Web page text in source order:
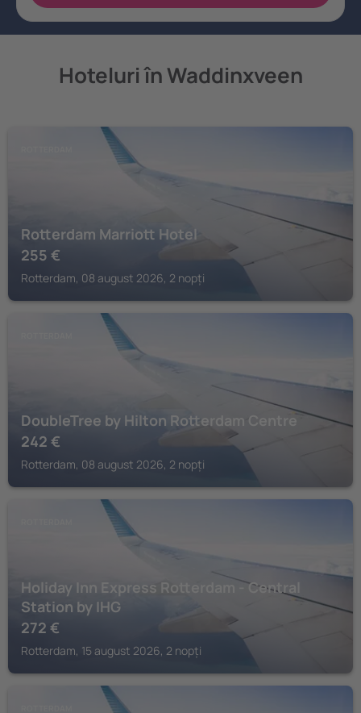
Hoteluri în Waddinxveen
Rotterdam Marriott Hotel
255 €
Rotterdam, 08 august 2026, 2 nopți
DoubleTree by Hilton Rotterdam Centre
242 €
Rotterdam, 08 august 2026, 2 nopți
Holiday Inn Express Rotterdam - Central
Station by IHG
272 €
Rotterdam, 15 august 2026, 2 nopți